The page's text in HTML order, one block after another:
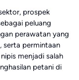
prospek
peluang
perawatan yang
serta permintaan
menjadi salah
petani di